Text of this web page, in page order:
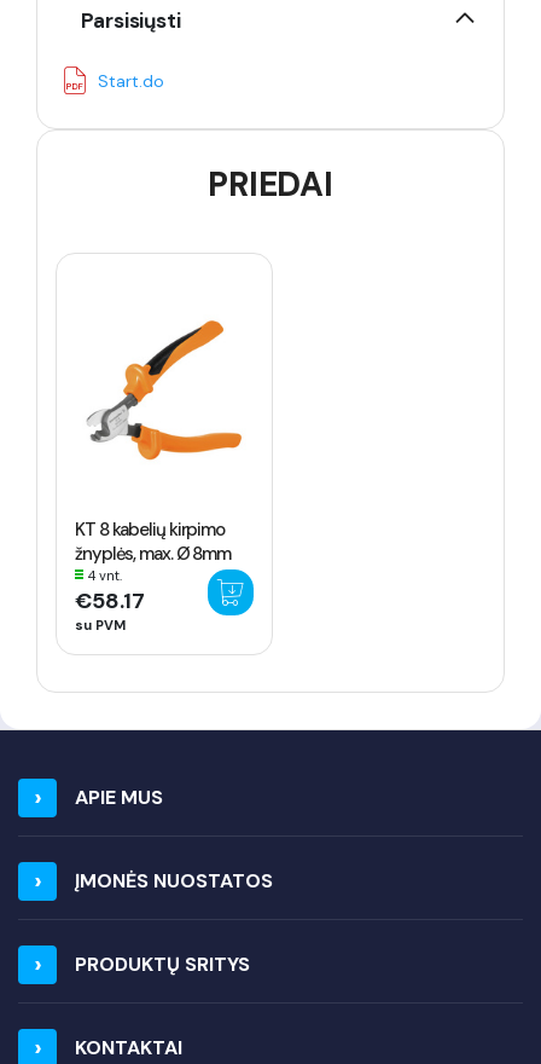
Parsisiųsti
Start.do
PRIEDAI
KT 8 kabelių kirpimo
žnyplės, max. Ø 8mm
4 vnt.
€58.17
su PVM
APIE MUS
ĮMONĖS NUOSTATOS
PRODUKTŲ SRITYS
KONTAKTAI